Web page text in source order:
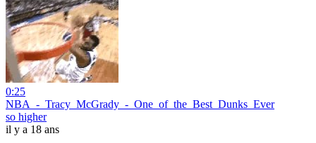
0:25
NBA_-_Tracy_McGrady_-_One_of_the_Best_Dunks_Ever
so higher
il y a 18 ans